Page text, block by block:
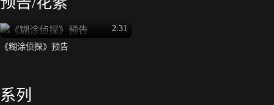
2:31
《糊涂侦探》预告
系列